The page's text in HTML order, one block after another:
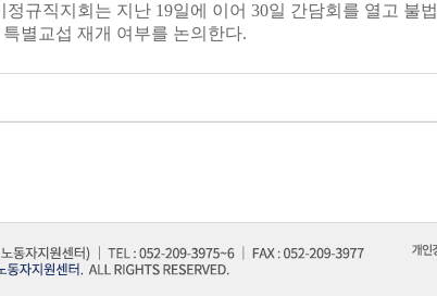
규직지회는 지난 19일에 이어 30일 간담회를 열고 불
별교섭 재개 여부를 논의한다.